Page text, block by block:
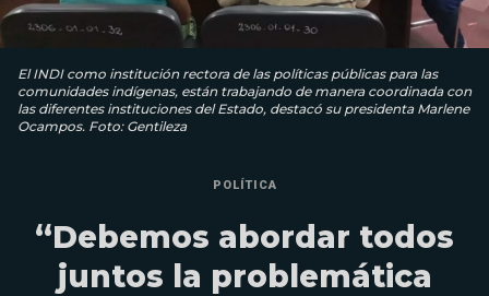
El INDI como institución rectora de las políticas públicas para las
comunidades indígenas, están trabajando de manera coordinada con
las diferentes instituciones del Estado, destacó su presidenta Marlene
Ocampos. Foto: Gentileza
POLÍTICA
“Debemos abordar todos
juntos la problemática